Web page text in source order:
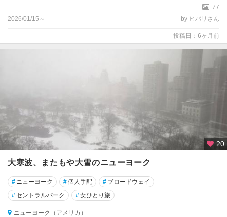
77
2026/01/15～
by ヒバリさん
投稿日：6ヶ月前
20
大寒波、またもや大雪のニューヨーク
# ニューヨーク #個人手配 # ブロードウェイ
#セントラルパーク #女ひとり旅
ニューヨーク（アメリカ）